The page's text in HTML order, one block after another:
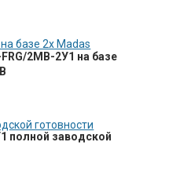
2MB-2У1 на базе
полной заводской